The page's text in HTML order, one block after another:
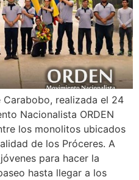
realizada el 24
Nacionalista ORDEN
los monolitos ubicados
de los Próceres. A
para hacer la
hasta llegar a los